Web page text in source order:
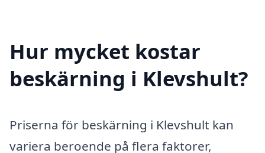
Hur mycket kostar
beskärning i Klevshult?
Priserna för beskärning i Klevshult kan
variera beroende på flera faktorer,